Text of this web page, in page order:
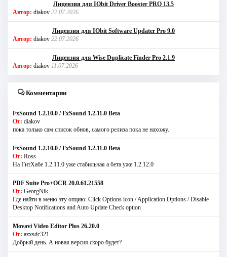
Лицензия для IObit Driver Booster PRO 13.5
Автор: diakov 22.07.2026
Лицензия для IObit Software Updater Pro 9.0
Автор: diakov 22.07.2026
Лицензия для Wise Duplicate Finder Pro 2.1.9
Автор: diakov 11.07.2026
Комментарии
FxSound 1.2.10.0 / FxSound 1.2.11.0 Beta
От: diakov
пока только сам список обнов, самого релиза пока не нахожу.
FxSound 1.2.10.0 / FxSound 1.2.11.0 Beta
От: Ross
На ГитХабе 1.2.11.0 уже стабильная а бета уже 1.2.12.0
PDF Suite Pro+OCR 20.0.61.21558
От: GeorgNik
Где найти в меню эту опцию: Click Options icon / Application Options / Disable
Desktop Notifications and Auto Update Check option
Movavi Video Editor Plus 26.20.0
От: azxsdc321
Добрый день. А новая версия скоро будет?